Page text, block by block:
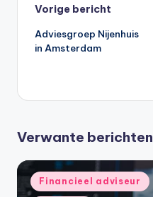
Bericht
navigatie
Vorige bericht
Adviesgroep Nijenhuis
in Amsterdam
Verwante berichten
Geplaatst
in
Financieel adviseur